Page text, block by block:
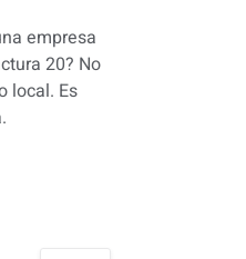
empresa
20? No
local. Es